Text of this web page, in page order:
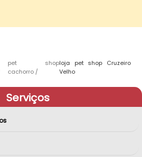
pet shop
cachorro
loja pet shop Cruzeiro
Velho
Serviços